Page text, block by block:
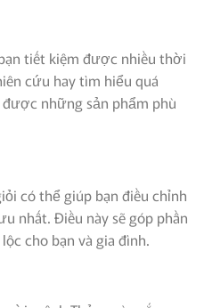
tiết kiệm được nhiều thời
cứu hay tìm hiểu quá
những sản phẩm phù
có thể giúp bạn điều chỉnh
nhất. Điều này sẽ góp phần
cho bạn và gia đình.